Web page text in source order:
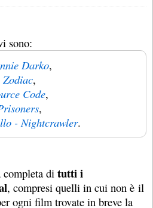
sono:
Darko,
Zodiac,
Code,
,
- Nightcrawler.
di tutti i
, compresi quelli in cui non è il
ogni film trovate in breve la